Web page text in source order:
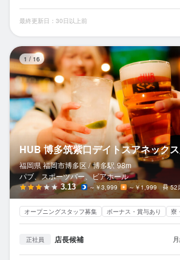
最終更新日：30日以上前
1 / 16
HUB 博多筑紫口デイトスアネック
福岡県 福岡市博多区 / 博多駅 98m
パブ、スポーツバー、ビアホール
3.13 ～￥3,999 ～￥1,999 52
オープニングスタッフ募集 ボーナス・賞与あり 寮
正社員 店長候補